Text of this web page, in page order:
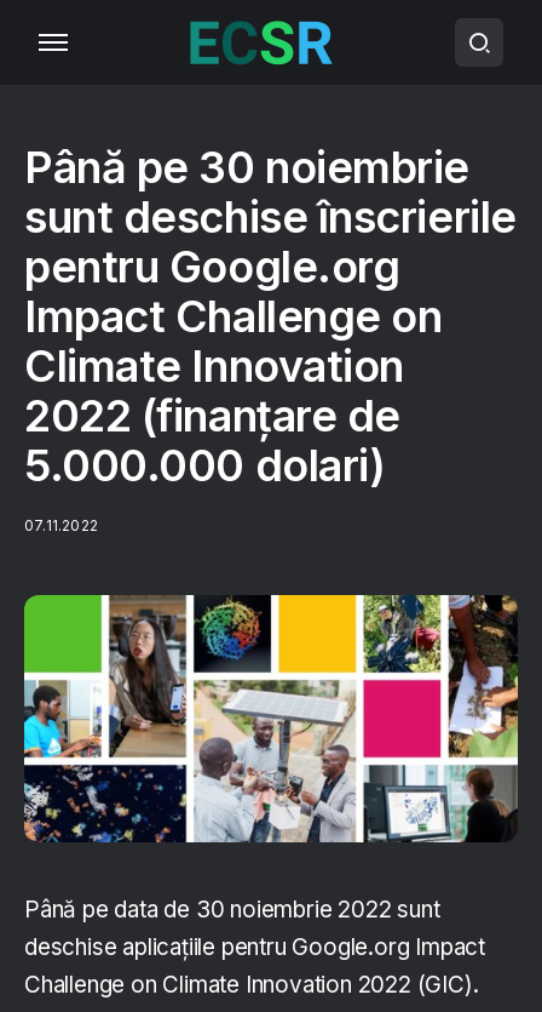
Până pe 30 noiembrie
sunt deschise înscrierile
pentru Google.org
Impact Challenge on
Climate Innovation
2022 (finanțare de
5.000.000 dolari)
07.11.2022
Până pe data de 30 noiembrie 2022 sunt
deschise aplicațiile pentru Google.org Impact
Challenge on Climate Innovation 2022 (GIC).